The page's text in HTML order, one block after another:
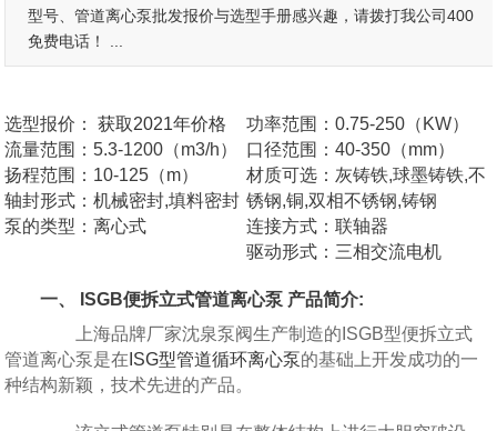
型号、管道离心泵批发报价与选型手册感兴趣，请拨打我公司400
免费电话！ ...
选型报价：
获取2021年价格
流量范围：5.3-1200（m3/h）
扬程范围：10-125（m）
轴封形式：机械密封,填料密封
泵的类型：离心式
功率范围：0.75-250（KW）
口径范围：40-350（mm）
材质可选：灰铸铁,球墨铸铁,不
锈钢,铜,双相不锈钢,铸钢
连接方式：联轴器
驱动形式：三相交流电机
一、 ISGB便拆立式管道离心泵 产品简介:
上海品牌厂家沈泉泵阀生产制造的ISGB型便拆立式
管道离心泵是在 ISG型管道循环离心泵的基础上开发成功的一
种结构新颖，技术先进的产品。